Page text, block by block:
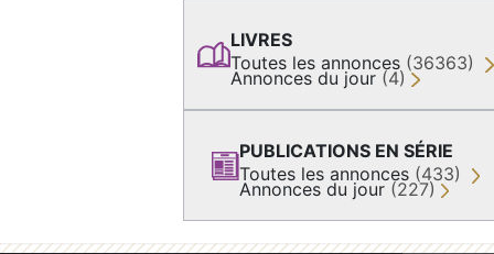
LIVRES
Toutes les annonces (36363)
Annonces du jour (4)
PUBLICATIONS EN SÉRIE
Toutes les annonces (433)
Annonces du jour (227)